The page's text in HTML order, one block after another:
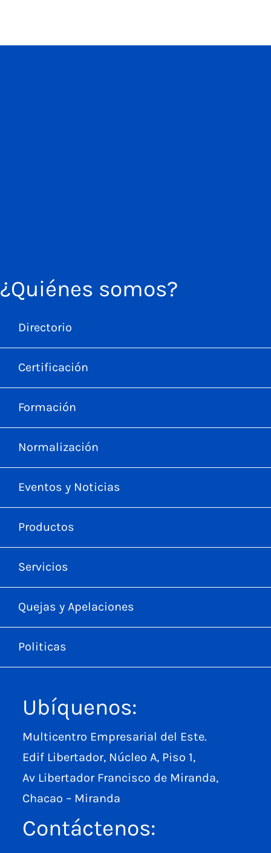
¿Quiénes somos?
Directorio
Certificación
Formación
Normalización
Eventos y Noticias
Productos
Servicios
Quejas y Apelaciones
Politicas
Ubíquenos:
Multicentro Empresarial del Este.
Edif Libertador, Núcleo A, Piso 1,
Av Libertador Francisco de Miranda,
Chacao – Miranda
Contáctenos: